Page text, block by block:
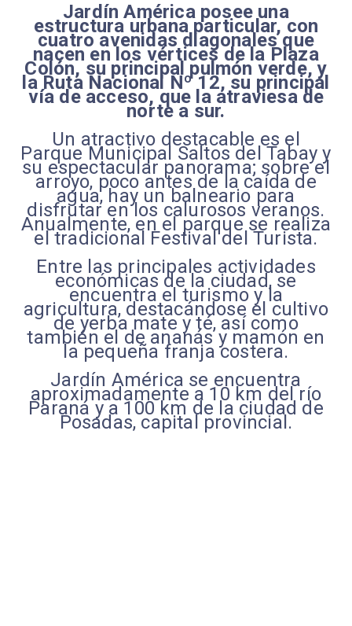
Jardín América posee una
estructura urbana particular, con
cuatro avenidas diagonales que
nacen en los vértices de la Plaza
Colón, su principal pulmón verde, y
la Ruta Nacional Nº 12, su principal
vía de acceso, que la atraviesa de
norte a sur.
Un atractivo destacable es el
Parque Municipal Saltos del Tabay y
su espectacular panorama; sobre el
arroyo, poco antes de la caída de
agua, hay un balneario para
disfrutar en los calurosos veranos.
Anualmente, en el parque se realiza
el tradicional Festival del Turista.
Entre las principales actividades
económicas de la ciudad, se
encuentra el turismo y la
agricultura, destacándose el cultivo
de yerba mate y té, así como
también el de ananás y mamón en
la pequeña franja costera.
Jardín América se encuentra
aproximadamente a 10 km del río
Paraná y a 100 km de la ciudad de
Posadas, capital provincial.